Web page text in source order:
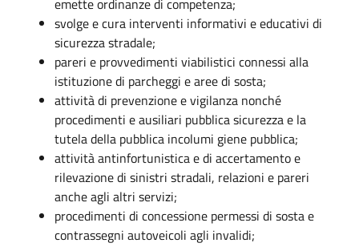
svolge e cura interventi informativi e educativi di
sicurezza stradale;
pareri e provvedimenti viabilistici connessi alla
istituzione di parcheggi e aree di sosta;
attività di prevenzione e vigilanza nonché
procedimenti e ausiliari pubblica sicurezza e la
tutela della pubblica incolumi giene pubblica;
attività antinfortunistica e di accertamento e
rilevazione di sinistri stradali, relazioni e pareri
anche agli altri servizi;
procedimenti di concessione permessi di sosta e
contrassegni autoveicoli agli invalidi;